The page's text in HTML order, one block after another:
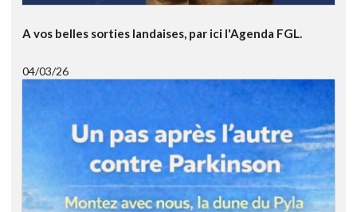
A vos belles sorties landaises, par ici l'Agenda FGL.
04/03/26